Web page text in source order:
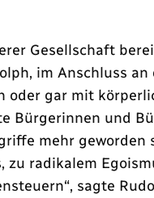
Gesellschaft
im Anschluss
gar mit
Bürgerinnen und
mehr geworden
zu radikalem
sagte